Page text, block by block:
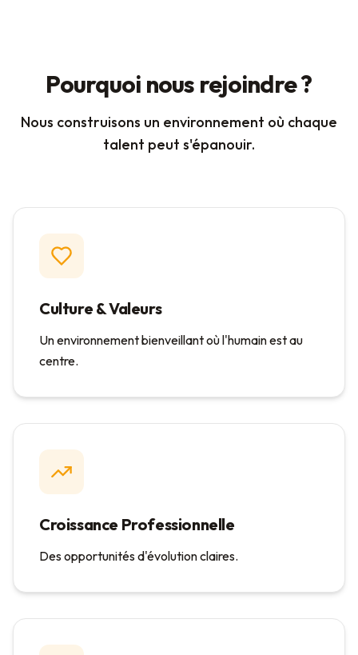
Pourquoi nous rejoindre ?
Nous construisons un environnement où chaque
talent peut s'épanouir.
Culture & Valeurs
Un environnement bienveillant où l'humain est au
centre.
Croissance Professionnelle
Des opportunités d'évolution claires.